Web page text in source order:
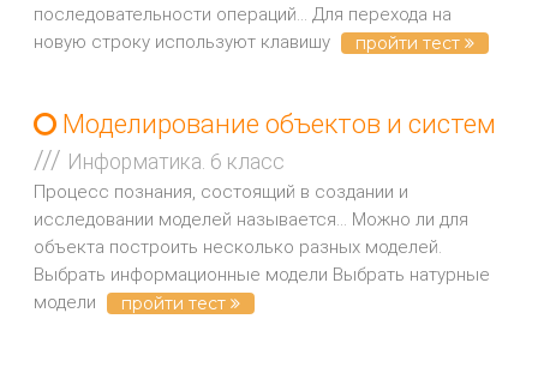
последовательности операций... Для перехода на
новую строку используют клавишу
пройти тест
Моделирование объектов и систем
/// Информатика. 6 класс
Процесс познания, состоящий в создании и
исследовании моделей называется... Можно ли для
объекта построить несколько разных моделей.
Выбрать информационные модели Выбрать натурные
модели
пройти тест